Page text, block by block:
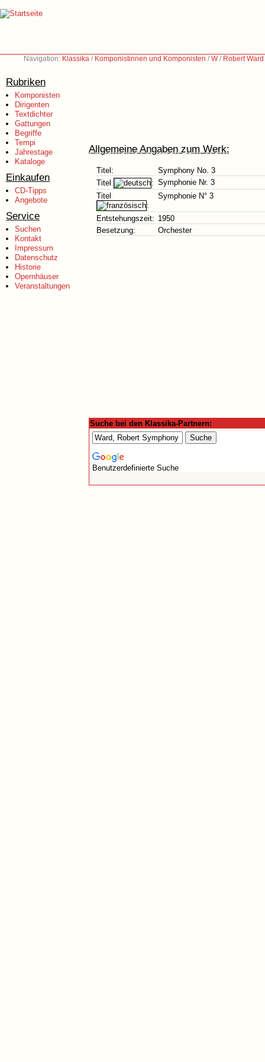
Navigation: Klassika / Komponistinnen und Komponisten /W/ Robert
Rubriken
Komponisten
Dirigenten
Textdichter
Gattungen
Begriffe
Tempi
Jahrestage
Kataloge
Einkaufen
CD-Tipps
Angebote
Service
Suchen
Kontakt
Impressum
Datenschutz
Historie
Opernhäuser
Veranstaltungen
Allgemeine Angaben zum Werk:
Titel:
Symphony No. 3
Titel
: Symphonie Nr. 3
Titel
:
Symphonie N° 3
Entstehungszeit: 1950
Besetzung:
Orchester
Suche bei den Klassika-Partnern:
Benutzerdefinierte Suche